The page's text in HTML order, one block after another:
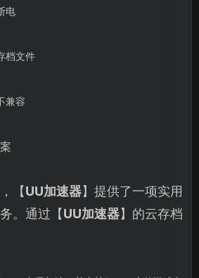
电
档文件
兼容
【UU加速器】提供了一项实用
。通过【UU加速器】的云存档